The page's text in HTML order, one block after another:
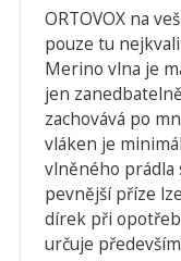
ORTOVOX na
pouze tu
Merino vlna je
jen
zachovává po
vláken je
vlněného prádla
pevnější příze
dírek při
určuje